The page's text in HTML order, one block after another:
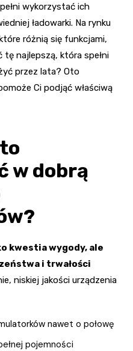
wykorzystać ich
ładowarki. Na rynku
różnią się funkcjami,
tę najlepszą, która spełni
przez lata? Oto
Ci podjąć właściwą
w dobrą
kwestia wygody, ale
i trwałości
niskiej jakości urządzenia
nawet o połowę
pojemności